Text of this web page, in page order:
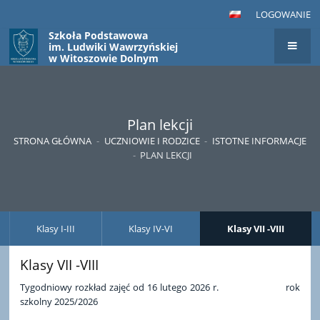
LOGOWANIE
Szkoła Podstawowa
im. Ludwiki Wawrzyńskiej
w Witoszowie Dolnym
Plan lekcji
STRONA GŁÓWNA - UCZNIOWIE I RODZICE - ISTOTNE INFORMACJE
- PLAN LEKCJI
Klasy I-III Klasy IV-VI Klasy VII -VIII
Klasy VII -VIII
Tygodniowy rozkład zajęć od 16 lutego 2026 r. rok
szkolny 2025/2026